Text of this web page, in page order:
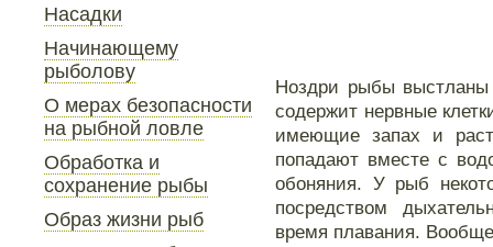
Насадки
Начинающему
рыболову
О мерах безопасности
на рыбной ловле
Обработка и
сохранение рыбы
Образ жизни рыб
Ноздри рыбы выстланы
содержит нервные
имеющие запах и
попадают вместе с
обоняния. У рыб
посредством
время плавания.